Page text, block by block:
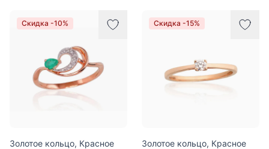
Скидка -10%
Золотое кольцо, Красное
Скидка -15%
Золотое кольцо, Красное